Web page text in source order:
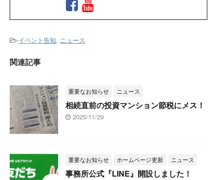
-イベント告知, ニュース
関連記事
重要なお知らせ ニュース
相続直前の投資マンション節税にメス！
2025/11/29
重要なお知らせ ホームページ更新 ニュース
事務所公式『LINE』開設しました！